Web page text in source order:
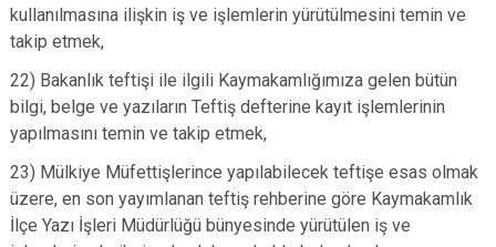
kullanılmasına ilişkin iş ve işlemlerin yürütülmesini temin ve
takip etmek,
22) Bakanlık teftişi ile ilgili Kaymakamlığımıza gelen bütün
bilgi, belge ve yazıların Teftiş defterine kayıt işlemlerinin
yapılmasını temin ve takip etmek,
23) Mülkiye Müfettişlerince yapılabilecek teftişe esas olmak
üzere, en son yayımlanan teftiş rehberine göre Kaymakamlık
İlçe Yazı İşleri Müdürlüğü bünyesinde yürütülen iş ve